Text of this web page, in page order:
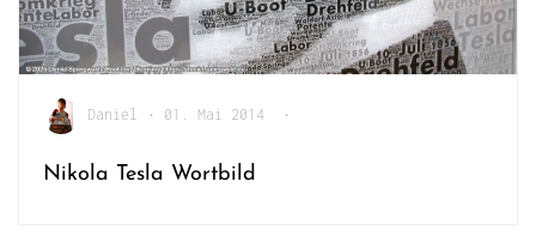
Daniel • 01. Mai 2014 •
Nikola Tesla Wortbild